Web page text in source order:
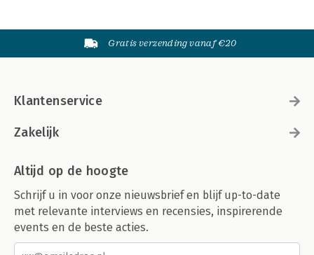
Gratis verzending vanaf €20
Klantenservice
Zakelijk
Altijd op de hoogte
Schrijf u in voor onze nieuwsbrief en blijf up-to-date
met relevante interviews en recensies, inspirerende
events en de beste acties.